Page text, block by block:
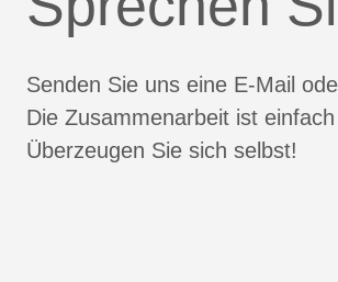
Senden Sie uns eine E-Mail
Die Zusammenarbeit ist
Überzeugen Sie sich selbst!